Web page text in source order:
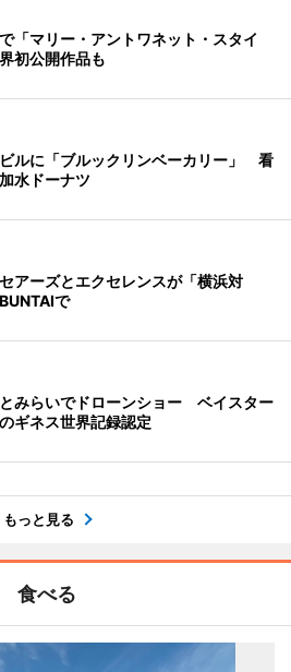
「マリー・アントワネット・スタイ
初公開作品も
ルに「ブルックリンベーカリー」 看
水ドーナツ
アーズとエクセレンスが「横浜対
で
みらいでドローンショー ベイスター
ギネス世界記録認定
もっと見る
食べる